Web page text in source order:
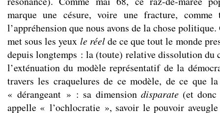
marque une césure, voire une fracture, comme
l’appréhension que nous avons de la chose
met sous les yeux le réelde ce que tout le monde
depuis longtemps : la (toute) relative dissolution du
l’exténuation du modèle représentatif de la
travers les craquelures de ce modèle, de ce que
« dérangeant » : sa dimension disparate (et
appelle « l’ochlocratie », savoir le pouvoir